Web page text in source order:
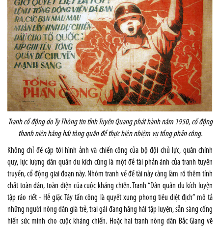
Tranh cổ động do Ty Thông tin tỉnh Tuyên Quang phát hành năm 1950, cổ động
thanh niên hăng hái tòng quân để thực hiện nhiệm vụ tổng phản công.
Không chỉ đề cập tới hình ảnh và chiến công của bộ đội chủ lực, quân chính
quy, lực lượng dân quân du kích cũng là một đề tài phản ánh của tranh tuyên
truyền, cổ động giai đoạn này. Nhóm tranh về đề tài này càng làm rõ thêm tính
chất toàn dân, toàn diện của cuộc kháng chiến. Tranh “Dân quân du kích luyện
tập ráo riết - Hễ giặc Tây tấn công là quyết xung phong tiêu diệt địch” mô tả
những người nông dân già trẻ, trai gái đang hăng hái tập luyện, sẵn sàng cống
hiến sức mình cho cuộc kháng chiến. Hoặc hai tranh nông dân Bắc Giang vẽ